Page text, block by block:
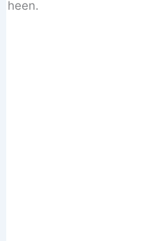
heen.